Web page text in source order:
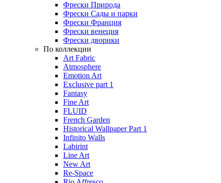
Фрески Природа
Фрески Сады и парки
Фрески Франция
Фрески венеция
Фрески дворики
По коллекции
Art Fabric
Atmosphere
Emotion Art
Exclusive part 1
Fantasy
Fine Art
FLUID
French Garden
Historical Wallpaper Part 1
Infinito Walls
Labirint
Line Art
New Art
Re-Space